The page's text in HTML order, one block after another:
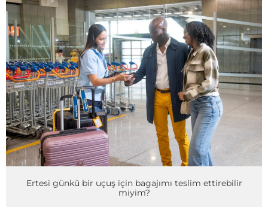
Ertesi günkü bir uçuş için bagajımı teslim ettirebilir
miyim?